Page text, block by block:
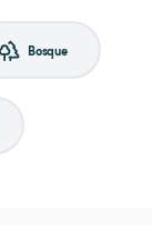
Bosque